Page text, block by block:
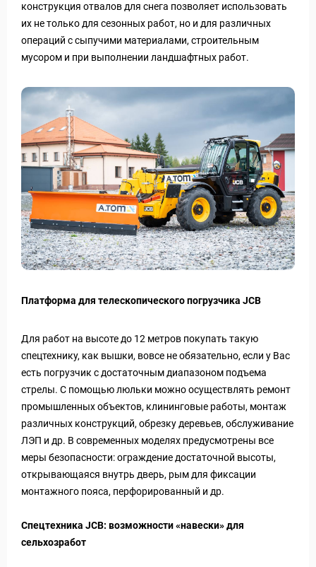
конструкция отвалов для снега позволяет использовать
их не только для сезонных работ, но и для различных
операций с сыпучими материалами, строительным
мусором и при выполнении ландшафтных работ.
Платформа для телескопического погрузчика JCB
Для работ на высоте до 12 метров покупать такую
спецтехнику, как вышки, вовсе не обязательно, если у Вас
есть погрузчик с достаточным диапазоном подъема
стрелы. С помощью люльки можно осуществлять ремонт
промышленных объектов, клининговые работы, монтаж
различных конструкций, обрезку деревьев, обслуживание
ЛЭП и др. В современных моделях предусмотрены все
меры безопасности: ограждение достаточной высоты,
открывающаяся внутрь дверь, рым для фиксации
монтажного пояса, перфорированный и др.
Спецтехника JCB: возможности «навески» для
сельхозработ